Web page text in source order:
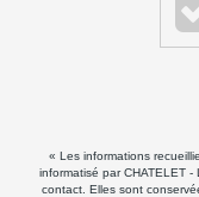
« Les informations
informatisé par CHATELET
contact. Elles sont